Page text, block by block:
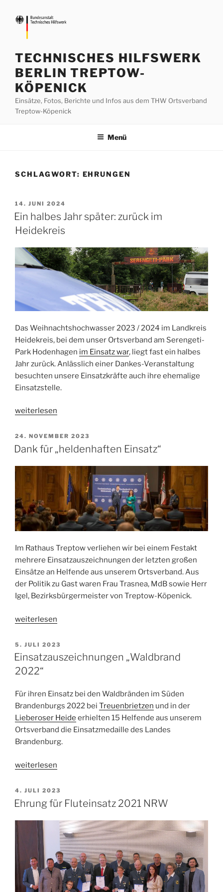
Inhalt
springen
TECHNISCHES HILFSWERK
BERLIN TREPTOW-
KÖPENICK
Einsätze, Fotos, Berichte und Infos aus dem THW Ortsverband
Treptow-Köpenick
Menü
SCHLAGWORT: EHRUNGEN
VERÖFFENTLICHT
AM
14. JUNI 2024
Ein halbes Jahr später: zurück im
Heidekreis
Das Weihnachtshochwasser 2023 / 2024 im Landkreis
Heidekreis, bei dem unser Ortsverband am Serengeti-
Park Hodenhagen im Einsatz war, liegt fast ein halbes
Jahr zurück. Anlässlich einer Dankes-Veranstaltung
besuchten unsere Einsatzkräfte auch ihre ehemalige
Einsatzstelle.
„Ein
Jahr
später:
im
Heidekreis“
weiterlesen
VERÖFFENTLICHT
AM
24. NOVEMBER 2023
Dank für „heldenhaften Einsatz“
Im Rathaus Treptow verliehen wir bei einem Festakt
mehrere Einsatzauszeichnungen der letzten großen
Einsätze an Helfende aus unserem Ortsverband. Aus
der Politik zu Gast waren Frau Trasnea, MdB sowie Herr
Igel, Bezirksbürgermeister von Treptow-Köpenick.
„Dank
„heldenhaften
Einsatz““
weiterlesen
VERÖFFENTLICHT
AM
5. JULI 2023
Einsatzauszeichnungen „Waldbrand
2022“
Für ihren Einsatz bei den Waldbränden im Süden
Brandenburgs 2022 bei Treuenbrietzen und in der
Lieberoser Heide erhielten 15 Helfende aus unserem
Ortsverband die Einsatzmedaille des Landes
Brandenburg.
„Einsatzauszeichnungen
2022““
weiterlesen
VERÖFFENTLICHT
AM
4. JULI 2023
Ehrung für Fluteinsatz 2021 NRW